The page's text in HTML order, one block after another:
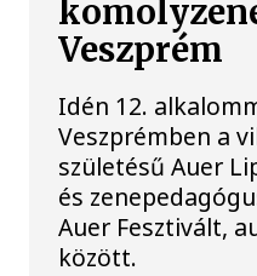
Veszprém
Idén 12.
Veszprémben a
születésű Auer
és
Auer Fesztivált,
között.